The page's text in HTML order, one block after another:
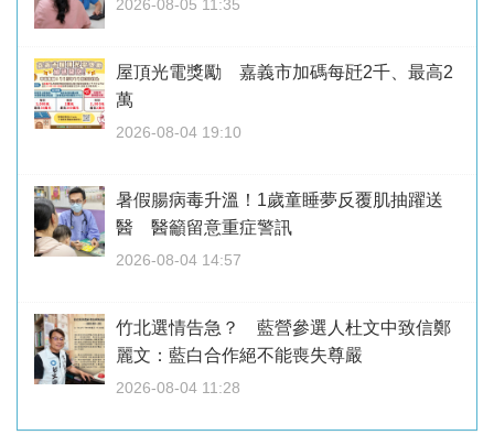
2026-08-05 11:35
屋頂光電獎勵 嘉義市加碼每瓩2千、最高2
萬
2026-08-04 19:10
暑假腸病毒升溫！1歲童睡夢反覆肌抽躍送
醫 醫籲留意重症警訊
2026-08-04 14:57
竹北選情告急？ 藍營參選人杜文中致信鄭
麗文：藍白合作絕不能喪失尊嚴
2026-08-04 11:28